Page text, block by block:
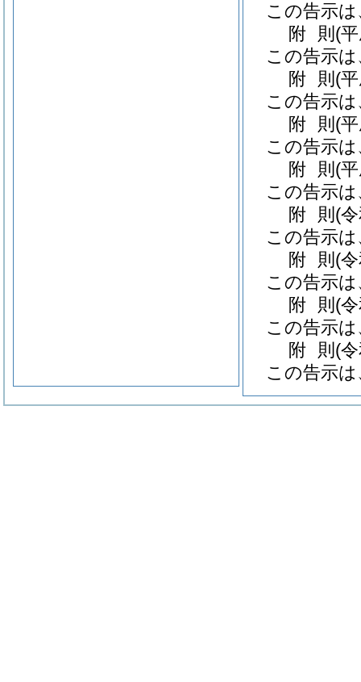
この告示
附 則 (
この告示
附 則 (
この告示
附 則 (
この告示
附 則 (
この告示
附 則 (
この告示
附 則 (
この告示
附 則 (
この告示
附 則 (
この告示